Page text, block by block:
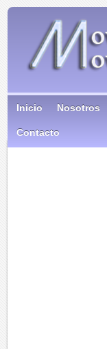
Inicio Nosotros
Contacto